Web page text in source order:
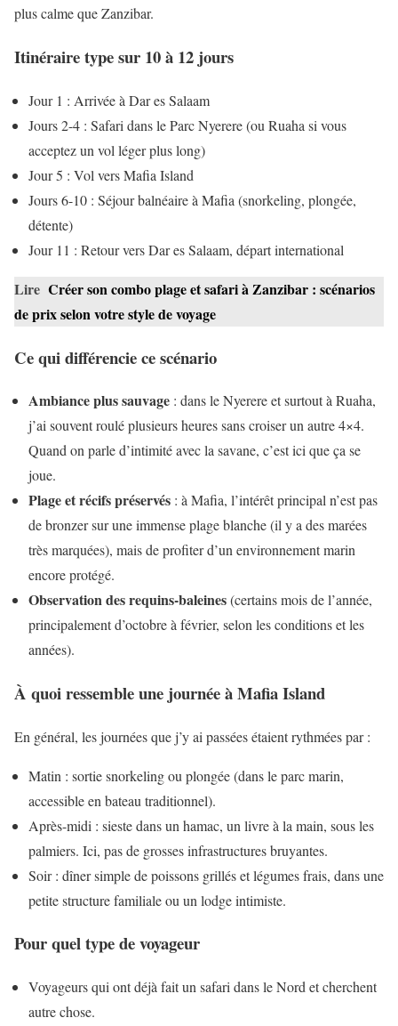
plus calme que Zanzibar.
Itinéraire type sur 10 à 12 jours
Jour 1 : Arrivée à Dar es Salaam
Jours 2-4 : Safari dans le Parc Nyerere (ou Ruaha si vous
acceptez un vol léger plus long)
Jour 5 : Vol vers Mafia Island
Jours 6-10 : Séjour balnéaire à Mafia (snorkeling, plongée,
détente)
Jour 11 : Retour vers Dar es Salaam, départ international
Lire Créer son combo plage et safari à Zanzibar : scénarios
de prix selon votre style de voyage
Ce qui différencie ce scénario
Ambiance plus sauvage : dans le Nyerere et surtout à Ruaha,
j’ai souvent roulé plusieurs heures sans croiser un autre 4×4.
Quand on parle d’intimité avec la savane, c’est ici que ça se
joue.
Plage et récifs préservés : à Mafia, l’intérêt principal n’est pas
de bronzer sur une immense plage blanche (il y a des marées
très marquées), mais de profiter d’un environnement marin
encore protégé.
Observation des requins-baleines(certains mois de l’année,
principalement d’octobre à février, selon les conditions et les
années).
À quoi ressemble une journée à Mafia Island
En général, les journées que j’y ai passées étaient rythmées par :
Matin : sortie snorkeling ou plongée (dans le parc marin,
accessible en bateau traditionnel).
Après-midi : sieste dans un hamac, un livre à la main, sous les
palmiers. Ici, pas de grosses infrastructures bruyantes.
Soir : dîner simple de poissons grillés et légumes frais, dans une
petite structure familiale ou un lodge intimiste.
Pour quel type de voyageur
Voyageurs qui ont déjà fait un safari dans le Nord et cherchent
autre chose.